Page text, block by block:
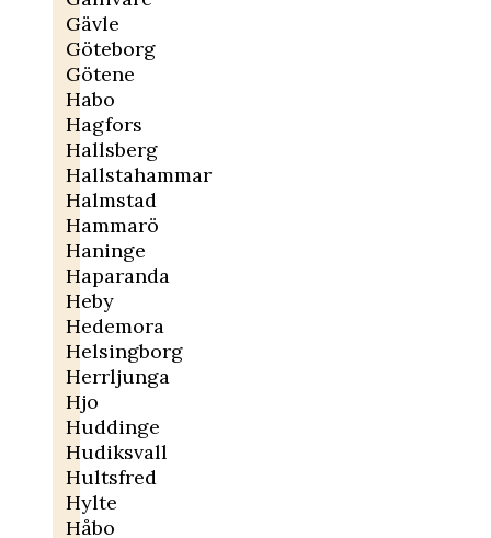
Gävle
Göteborg
Götene
Habo
Hagfors
Hallsberg
Hallstahammar
Halmstad
Hammarö
Haninge
Haparanda
Heby
Hedemora
Helsingborg
Herrljunga
Hjo
Huddinge
Hudiksvall
Hultsfred
Hylte
Håbo